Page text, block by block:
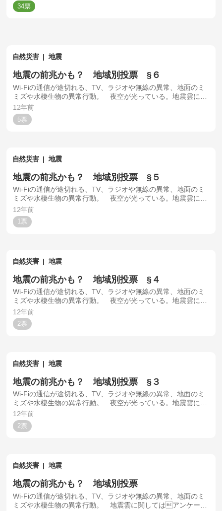
34
自然災害 地震
地震の前兆かも？ 地域別投票 §６
Wi-Fiの通信が途切れる、TV、ラジオや無線の異常、地面のミ
ミズや水棲生物の異常行動。 夜空が光っている。地震雲に関
してはアンケートでは客観的な判断はできないので報告不
可。
12年前
5
自然災害 地震
地震の前兆かも？ 地域別投票 §５
Wi-Fiの通信が途切れる、TV、ラジオや無線の異常、地面のミ
ミズや水棲生物の異常行動。 夜空が光っている。地震雲に関
してはアンケートでは客観的な判断はできないので報告不
可。
12年前
1
自然災害 地震
地震の前兆かも？ 地域別投票 §４
Wi-Fiの通信が途切れる、TV、ラジオや無線の異常、地面のミ
ミズや水棲生物の異常行動。 夜空が光っている。地震雲に関
してはアンケートでは客観的な判断はできないので報告不
可。
12年前
2
自然災害 地震
地震の前兆かも？ 地域別投票 §３
Wi-Fiの通信が途切れる、TV、ラジオや無線の異常、地面のミ
ミズや水棲生物の異常行動。 夜空が光っている。地震雲に関
してはアンケートでは客観的な判断はできないので報告不
可。
12年前
2
自然災害 地震
地震の前兆かも？ 地域別投票
Wi-Fiの通信が途切れる、TV、ラジオや無線の異常、地面のミ
ミズや水棲生物の異常行動。 地震雲に関してはアンケート